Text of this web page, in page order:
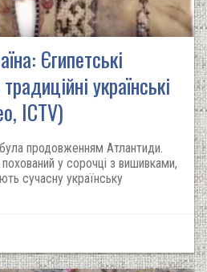
Єгипетські
українські
ICTV)
була продовженням Атлантиди.
у сорочці з вишивками,
сучасну українську